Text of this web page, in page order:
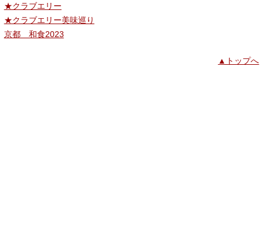
★クラブエリー
★クラブエリー美味巡り
京都 和食2023
▲トップへ